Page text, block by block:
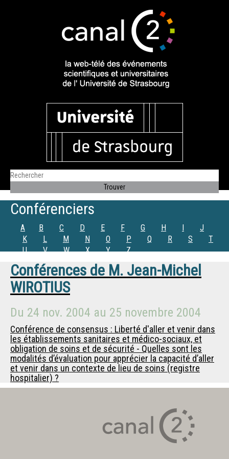
Conférenciers
A B C D E F G H I
J
K
L M N O P Q R S
T
U
V W X Y Z
Conférences de M. Jean-Michel
WIROTIUS
Du 24 nov. 2004 au 25 novembre 2004
Conférence de consensus : Liberté d'aller et venir dans
les établissements sanitaires et médico-sociaux, et
obligation de soins et de sécurité - Quelles sont les
modalités d’évaluation pour apprécier la capacité d’aller
et venir dans un contexte de lieu de soins (registre
hospitalier) ?